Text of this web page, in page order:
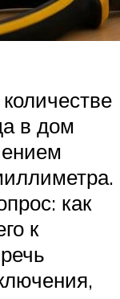
в дом
как
к